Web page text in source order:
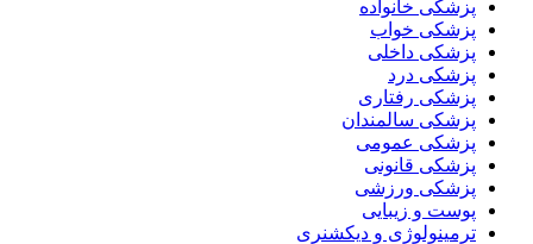
پزشکی خانواده
پزشکی خواب
پزشکی داخلی
پزشکی درد
پزشکی رفتاری
پزشکی سالمندان
پزشکی عمومی
پزشکی قانونی
پزشکی ورزشی
پوست و زیبایی
ترمینولوژی و دیکشنری